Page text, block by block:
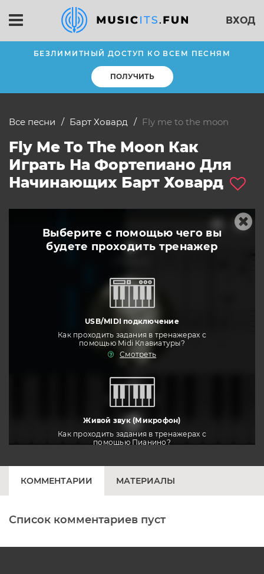
ВХОД
БЕЗЛИМИТНЫЙ ДОСТУП КО ВСЕМ ПЕСНЯМ
ПОЛУЧИТЬ
Все песни Барт Ховард fly me to the moon
Fly Me To The Moon Как
Играть На Фортепиано Для
Начинающих Барт Ховард
Выберите с помощью чего вы
будете проходить тренажер
USB/MIDI подключение
Как проходить задания в тренажерах с
помощью Midi Клавиатуры?
Смотреть
Живой звук (Микрофон)
Как проходить задания в тренажерах с
помощью Пианино?
Печатная клавиатура
тренировать
КОММЕНТАРИИ МАТЕРИАЛЫ
Список комментариев пуст